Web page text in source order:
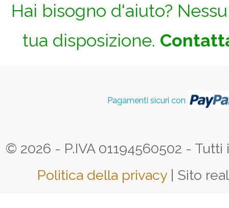
Hai bisogno d'aiuto?
tua disposizione.
Pagamenti sicuri con
© 2026 - P.IVA 01194560502 -
Politica della privacy | Sito